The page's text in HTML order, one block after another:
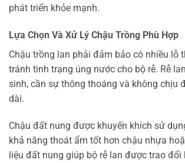
phát triển khỏe mạnh.
Lựa Chọn Và Xử Lý Chậu Trồng Phù Hợp
Chậu trồng lan phải đảm bảo có nhiều lỗ
tránh tình trạng úng nước cho bộ rễ. Rễ
sinh, cần sự thông thoáng và không chịu
dài.
Chậu đất nung được khuyến khích sử
khả năng thoát ẩm tốt hơn chậu nhựa
liệu đất nung giúp bộ rễ lan được trao đổi